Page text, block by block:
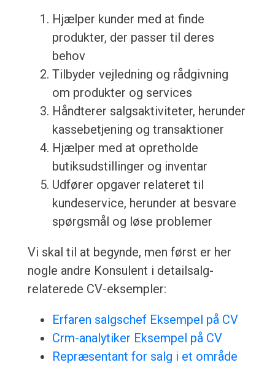
Hjælper kunder med at finde
produkter, der passer til deres
behov
Tilbyder vejledning og rådgivning
om produkter og services
Håndterer salgsaktiviteter, herunder
kassebetjening og transaktioner
Hjælper med at opretholde
butiksudstillinger og inventar
Udfører opgaver relateret til
kundeservice, herunder at besvare
spørgsmål og løse problemer
Vi skal til at begynde, men først er her
nogle andre Konsulent i detailsalg-
relaterede CV-eksempler:
Erfaren salgschef Eksempel på CV
Crm-analytiker Eksempel på CV
Repræsentant for salg i et område